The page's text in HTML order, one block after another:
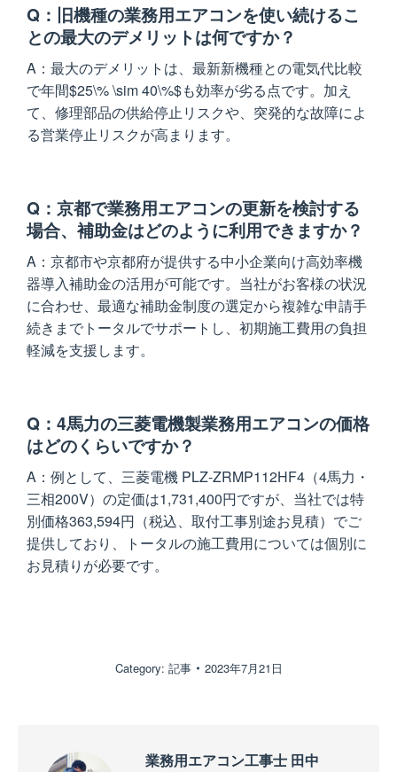
旧機種の業務用エアコンを使い続けるこ
との最大のデメリットは何ですか？
最大のデメリットは、最新新機種との電気代比較
で年間$25\% \sim 40\%$も効率が劣る点です。加え
て、修理部品の供給停止リスクや、突発的な故障によ
る営業停止リスクが高まります。
京都で業務用エアコンの更新を検討する
場合、補助金はどのように利用できますか？
京都市や京都府が提供する中小企業向け高効率機
器導入補助金の活用が可能です。当社がお客様の状況
に合わせ、最適な補助金制度の選定から複雑な申請手
続きまでトータルでサポートし、初期施工費用の負担
軽減を支援します。
4馬力の三菱電機製業務用エアコンの価格
はどのくらいですか？
例として、三菱電機 PLZ-ZRMP112HF4（4馬力・
三相200V）の定価は1,731,400円ですが、当社では特
別価格363,594円（税込、取付工事別途お見積）でご
提供しており、トータルの施工費用については個別に
お見積りが必要です。
Category: 記事 2023年7月21日
業務用エアコン工事士 田中